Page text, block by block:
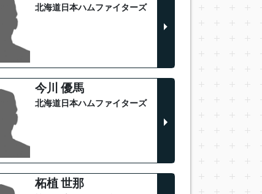
北海道日本ハムファイターズ
今川 優馬
北海道日本ハムファイターズ
柘植 世那